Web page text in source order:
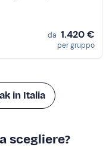
da 1.420 €
per gruppo
in Italia
scegliere?